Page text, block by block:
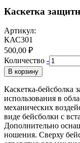
Каскетка
Артикул:
КАС301
500,00 ₽
Количество -
В корзину
Каскетка-бейсболка
использования в
механических
виде бейсболки с
Дополнительно
ношения. Сверху